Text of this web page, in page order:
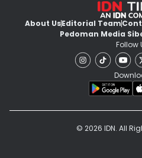
About UsEditorial Team
Pedoman Media
Follow
© 2026 IDN. All